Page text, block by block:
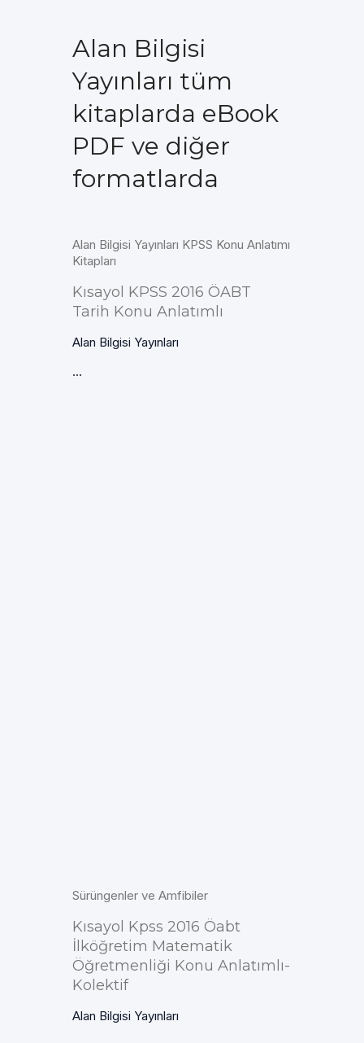
Alan Bilgisi
Yayınları tüm
kitaplarda eBook
PDF ve diğer
formatlarda
Alan Bilgisi Yayınları KPSS Konu Anlatımı
Kitapları
Kısayol KPSS 2016 ÖABT
Tarih Konu Anlatımlı
Alan Bilgisi Yayınları
...
Sürüngenler ve Amfibiler
Kısayol Kpss 2016 Öabt
İlköğretim Matematik
Öğretmenliği Konu Anlatımlı-
Kolektif
Alan Bilgisi Yayınları